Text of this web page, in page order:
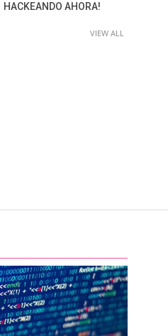
HACKEANDO AHORA!
VIEW ALL